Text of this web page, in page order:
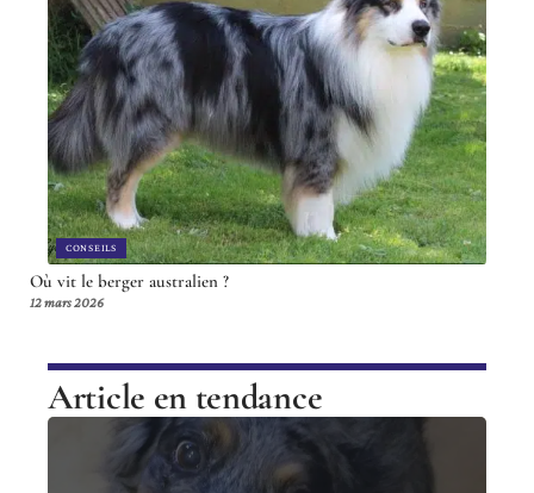
CONSEILS
Où vit le berger australien ?
12 mars 2026
Article en tendance